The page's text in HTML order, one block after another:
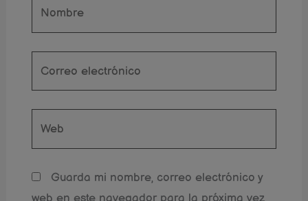
Guarda mi nombre, correo electrónico y
web en este navegador para la próxima vez